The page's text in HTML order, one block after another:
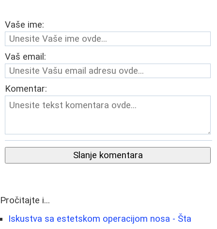
Vaše ime:
Vaš email:
Komentar:
Slanje komentara
Pročitajte i...
Iskustva sa estetskom operacijom nosa - Šta